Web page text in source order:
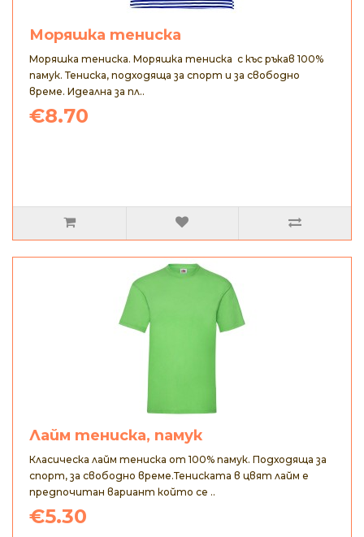
Моряшка тениска
Моряшка тениска. Моряшка тениска с къс ръкав 100%
памук. Тениска, подходяща за спорт и за свободно
време. Идеална за пл..
€8.70
Лайм тениска, памук
Класическа лайм тениска от 100% памук. Подходяща за
спорт, за свободно време.Тениската в цвят лайм е
предпочитан вариант който се ..
€5.30